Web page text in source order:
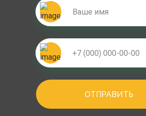
ОТПРАВИТЬ